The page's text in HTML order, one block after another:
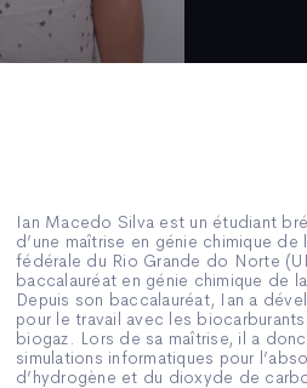
Ian Macedo Silva est un étudiant
d’une maîtrise en génie chimique de
fédérale du Rio Grande do Norte
baccalauréat en génie chimique de
Depuis son baccalauréat, Ian a
pour le travail avec les
biogaz. Lors de sa maîtrise, il a
simulations informatiques pour
d’hydrogène et du dioxyde de